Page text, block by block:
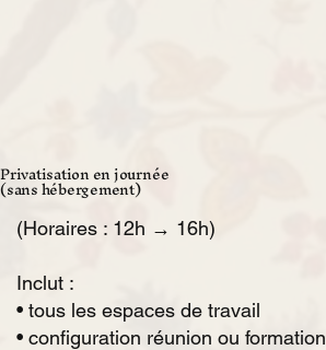
Privatisation en journée
(sans hébergement)
(Horaires : 12h → 16h)
Inclut :
• tous les espaces de travail
• configuration réunion ou formation